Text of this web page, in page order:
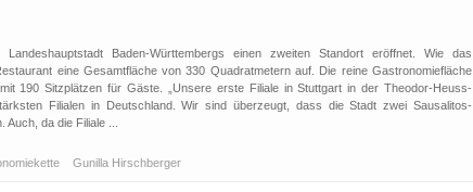
Baden-Württembergs einen zweiten Standort eröffnet. Wie das
eine Gesamtfläche von 330 Quadratmetern auf. Die reine Gastronomiefläche
190 Sitzplätzen für Gäste. „Unsere erste Filiale in Stuttgart in der Theodor-Heuss-
Filialen in Deutschland. Wir sind überzeugt, dass die Stadt zwei Sausalitos-
da die Filiale ...
Gunilla Hirschberger